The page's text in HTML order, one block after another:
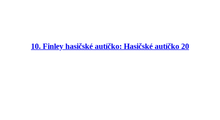
10. Finley hasičské autíčko: Hasičské autíčko 20